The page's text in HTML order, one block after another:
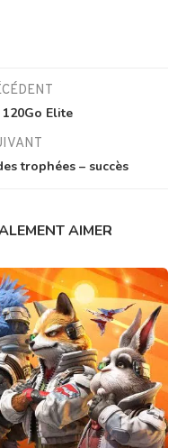
Elite
trophées – succès
AIMER